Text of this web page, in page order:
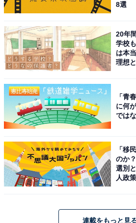
8選
20年
学校
は本
理想
「青
に何
では
「移
のか
選別
人政策
連載をもっと見